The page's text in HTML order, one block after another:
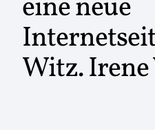
eine neue
Witz.